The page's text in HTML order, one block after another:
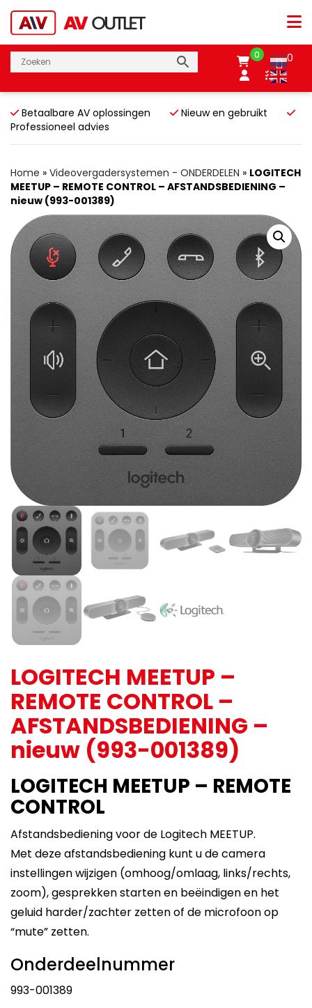
0
0
Betaalbare AV oplossingen
Nieuw en gebruikt
Professioneel advies
Home » Videovergadersystemen - ONDERDELEN » LOGITECH
MEETUP – REMOTE CONTROL – AFSTANDSBEDIENING –
nieuw (993-001389)
LOGITECH MEETUP –
REMOTE CONTROL –
AFSTANDSBEDIENING –
nieuw (993-001389)
LOGITECH MEETUP – REMOTE
CONTROL
Afstandsbediening voor de Logitech MEETUP.
Met deze afstandsbediening kunt u de camera
instellingen wijzigen (omhoog/omlaag, links/rechts,
zoom), gesprekken starten en beëindigen en het
geluid harder/zachter zetten of de microfoon op
“mute” zetten.
Onderdeelnummer
993-001389